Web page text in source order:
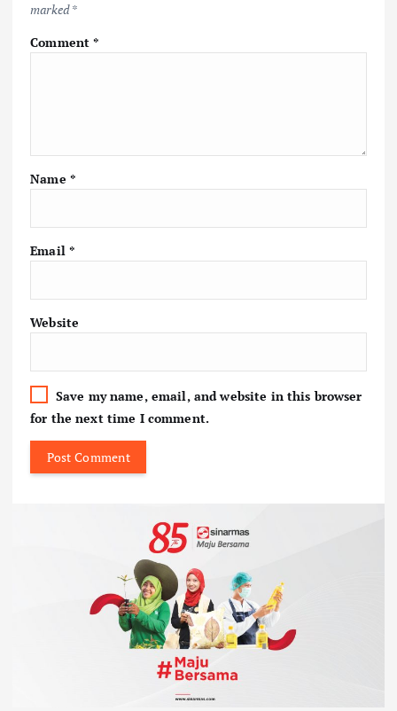
marked*
Comment*
Name *
Email *
Website
Save my name, email, and website in this browser
for the next time I comment.